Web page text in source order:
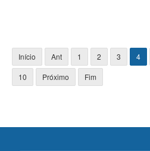
Início Ant 1 2 3 4
10
Próximo Fim